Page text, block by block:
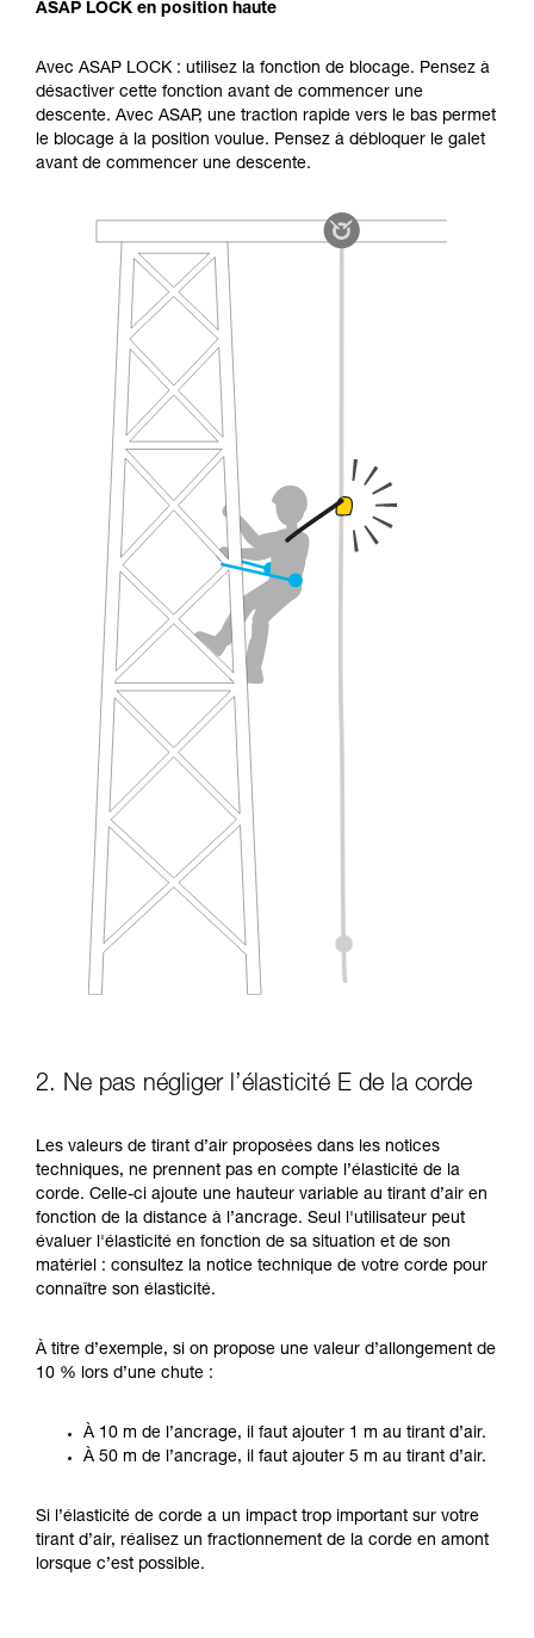
ASAP LOCK en position haute
Avec ASAP LOCK : utilisez la fonction de blocage. Pensez à
désactiver cette fonction avant de commencer une
descente. Avec ASAP, une traction rapide vers le bas permet
le blocage à la position voulue. Pensez à débloquer le galet
avant de commencer une descente.
2. Ne pas négliger l’élasticité E de la corde
Les valeurs de tirant d’air proposées dans les notices
techniques, ne prennent pas en compte l’élasticité de la
corde. Celle-ci ajoute une hauteur variable au tirant d’air en
fonction de la distance à l’ancrage. Seul l'utilisateur peut
évaluer l'élasticité en fonction de sa situation et de son
matériel : consultez la notice technique de votre corde pour
connaître son élasticité.
À titre d’exemple, si on propose une valeur d’allongement de
10 % lors d’une chute :
À 10 m de l’ancrage, il faut ajouter 1 m au tirant d’air.
À 50 m de l’ancrage, il faut ajouter 5 m au tirant d’air.
Si l’élasticité de corde a un impact trop important sur votre
tirant d’air, réalisez un fractionnement de la corde en amont
lorsque c’est possible.